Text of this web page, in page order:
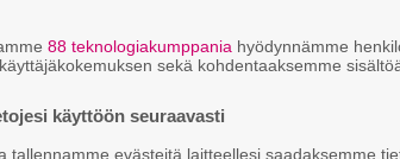
88 teknologiakumppania hyödynnämme
sekä kohdentaaksemme
käyttöön seuraavasti
tallennamme evästeitä laitteellesi saadaksemme